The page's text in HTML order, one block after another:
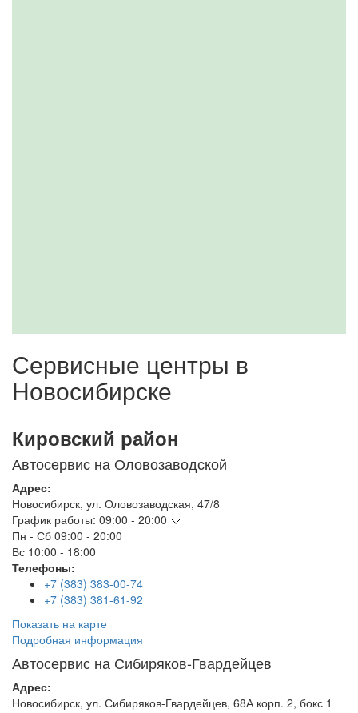
Сервисные центры в
Новосибирске
Кировский район
Автосервис на Оловозаводской
Адрес:
Новосибирск, ул. Оловозаводская, 47/8
График работы: 09:00 - 20:00
Пн - Сб 09:00 - 20:00
Вс 10:00 - 18:00
Телефоны:
+7 (383) 383-00-74
+7 (383) 381-61-92
Показать на карте
Подробная информация
Автосервис на Сибиряков-Гвардейцев
Адрес:
Новосибирск, ул. Сибиряков-Гвардейцев, 68А корп. 2, бокс 1